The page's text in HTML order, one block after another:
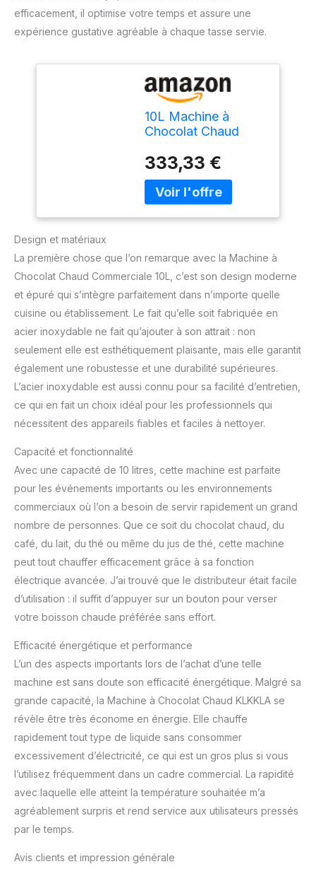
efficacement, il optimise votre temps et assure une
expérience gustative agréable à chaque tasse servie.
10L Machine à
Chocolat Chaud
Machine Électrique
Hot Chocolate
Distributeur
Chauffant, pour
Chauffage Chocolat
333,33 €
Design et matériaux
La première chose que l’on remarque avec la Machine à
Chocolat Chaud Commerciale 10L, c’est son design moderne
et épuré qui s’intègre parfaitement dans n’importe quelle
cuisine ou établissement. Le fait qu’elle soit fabriquée en
acier inoxydable ne fait qu’ajouter à son attrait : non
seulement elle est esthétiquement plaisante, mais elle garantit
également une robustesse et une durabilité supérieures.
L’acier inoxydable est aussi connu pour sa facilité d’entretien,
ce qui en fait un choix idéal pour les professionnels qui
nécessitent des appareils fiables et faciles à nettoyer.
Capacité et fonctionnalité
Avec une capacité de 10 litres, cette machine est parfaite
pour les événements importants ou les environnements
commerciaux où l’on a besoin de servir rapidement un grand
nombre de personnes. Que ce soit du chocolat chaud, du
café, du lait, du thé ou même du jus de thé, cette machine
peut tout chauffer efficacement grâce à sa fonction
électrique avancée. J’ai trouvé que le distributeur était facile
d’utilisation : il suffit d’appuyer sur un bouton pour verser
votre boisson chaude préférée sans effort.
Efficacité énergétique et performance
L’un des aspects importants lors de l’achat d’une telle
machine est sans doute son efficacité énergétique. Malgré sa
grande capacité, la Machine à Chocolat Chaud KLKKLA se
révèle être très économe en énergie. Elle chauffe
rapidement tout type de liquide sans consommer
excessivement d’électricité, ce qui est un gros plus si vous
l’utilisez fréquemment dans un cadre commercial. La rapidité
avec laquelle elle atteint la température souhaitée m’a
agréablement surpris et rend service aux utilisateurs pressés
par le temps.
Avis clients et impression générale